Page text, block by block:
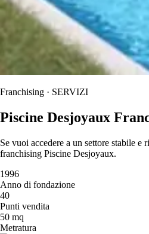
Franchising · SERVIZI
Piscine Desjoyaux
Se vuoi accedere a un settore stabile e
franchising Piscine Desjoyaux.
1996
Anno di fondazione
40
Punti vendita
50 mq
Metratura